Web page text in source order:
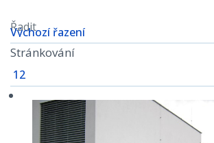
Řadit
Stránkování